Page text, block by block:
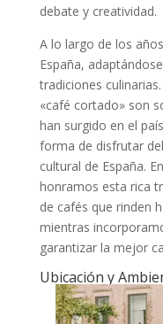
debate y creatividad.
A lo largo de los
España,
tradiciones
«café cortado» son
han surgido en el
forma de disfrutar
cultural de España.
honramos esta rica
de cafés que rinden
mientras
garantizar la mejor
Ubicación y